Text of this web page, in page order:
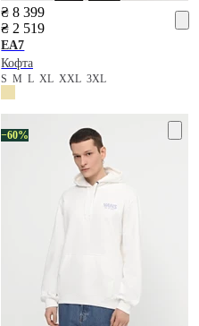
₴ 8 399
₴ 2 519
EA7
Кофта
SMLXLXXL3XL
−60%